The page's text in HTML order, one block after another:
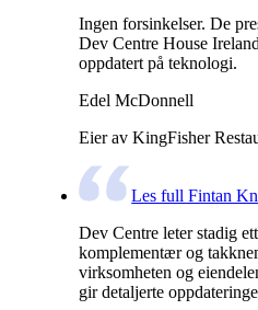
Ingen forsinkelser. De
Dev Centre House
oppdatert på teknologi.
Edel McDonnell
Eier av KingFisher
Les full Fintan
Dev Centre leter stadig
komplementær og
virksomheten og
gir detaljerte